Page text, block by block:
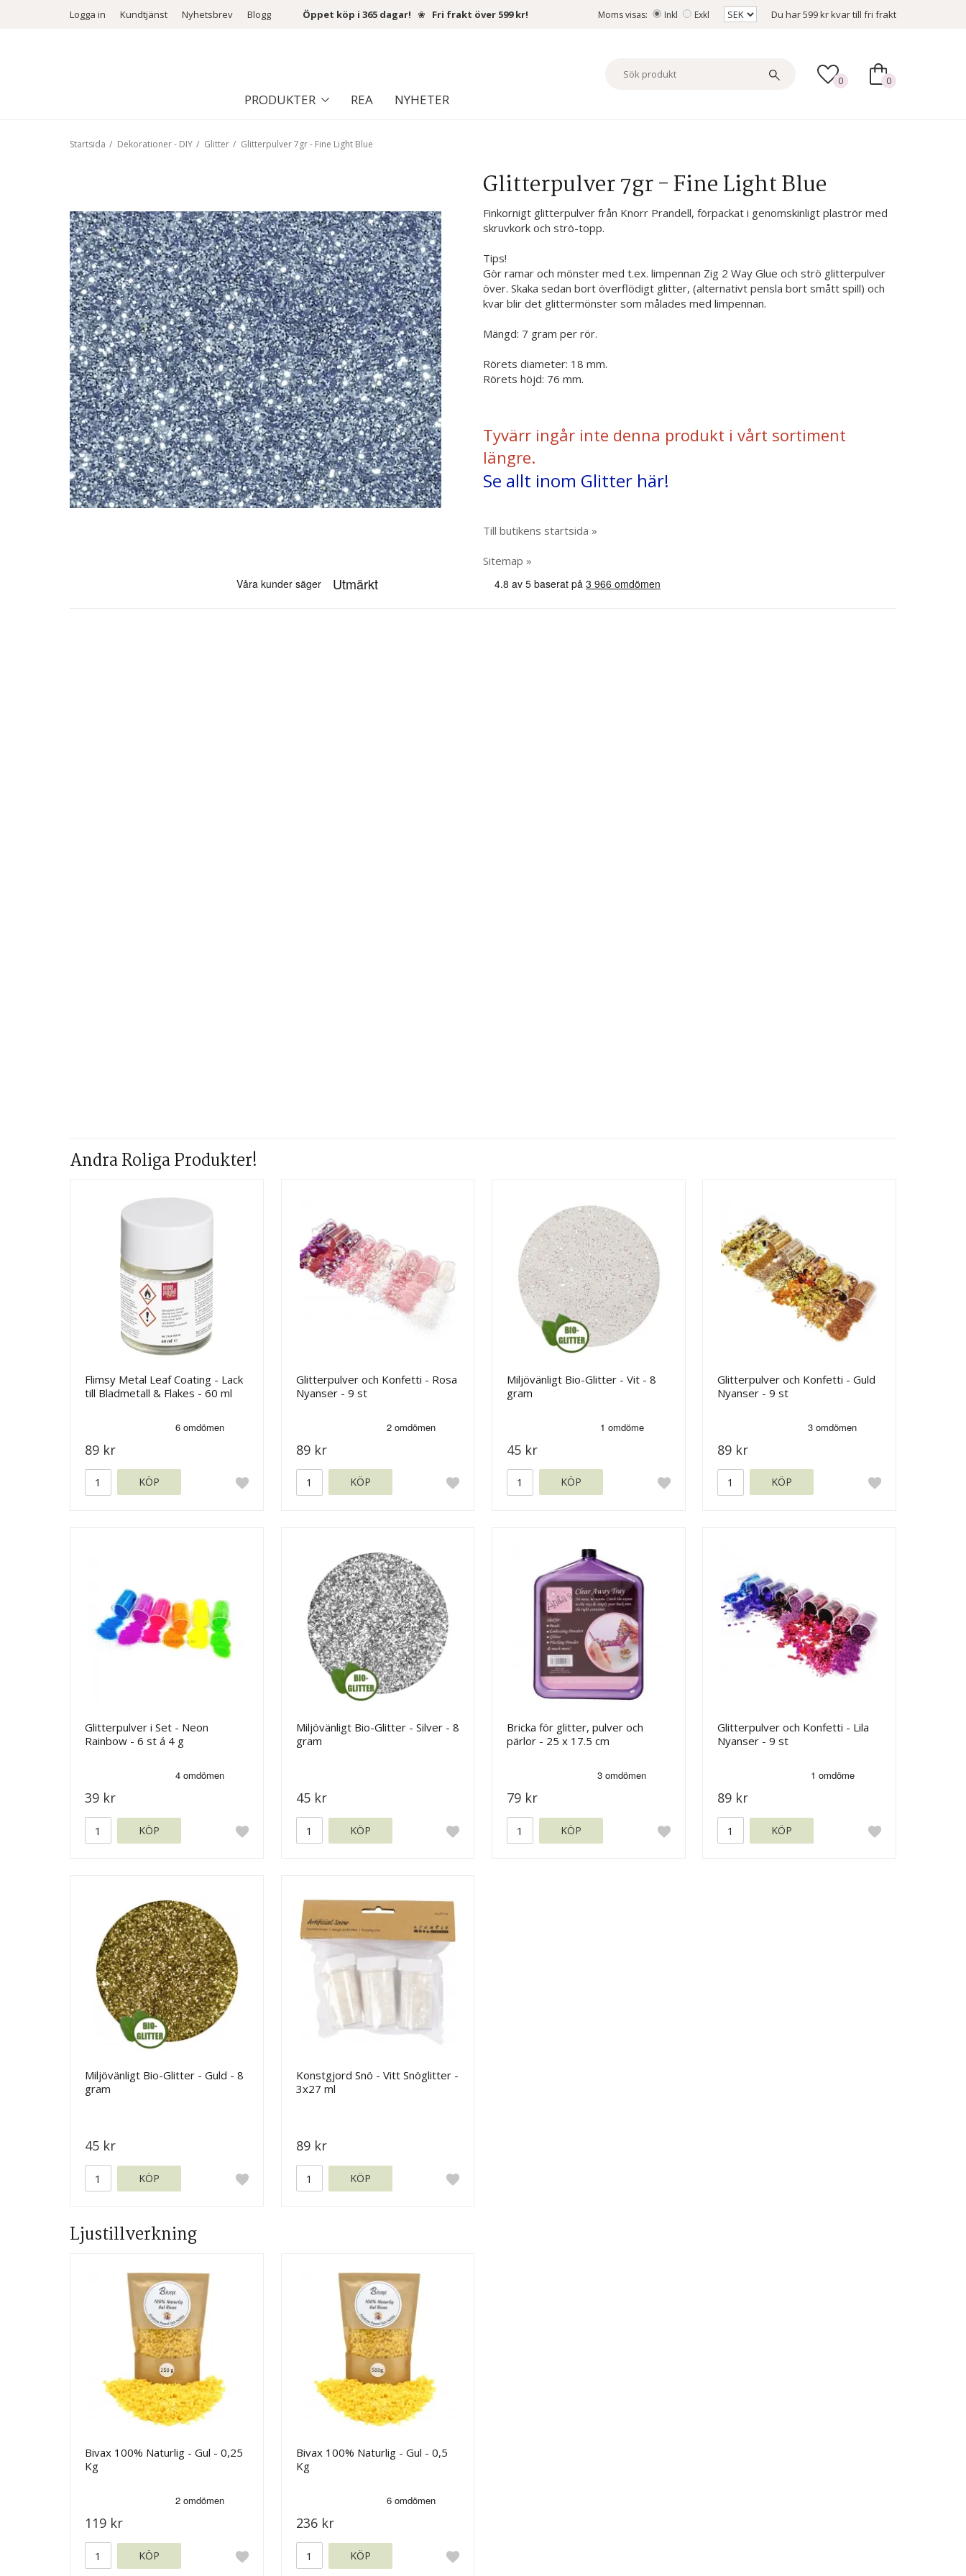
Logga in Kundtjänst Nyhetsbrev Blogg Öppet köp i 365 dagar! ❀ Fri frakt över 599 kr! Moms visas: Inkl Exkl Du har599 krkvar till fri frakt
PRODUKTER REA NYHETER
0 0
Startsida / Dekorationer - DIY / Glitter / Glitterpulver 7gr - Fine Light Blue
Glitterpulver 7gr - Fine Light Blue
Finkornigt glitterpulver från Knorr Prandell, förpackat i genomskinligt plaströr med
skruvkork och strö-topp.
Tips!
Gör ramar och mönster med t.ex. limpennan Zig 2 Way Glue och strö glitterpulver
över. Skaka sedan bort överflödigt glitter, (alternativt pensla bort smått spill) och
kvar blir det glittermönster som målades med limpennan.
Mängd: 7 gram per rör.
Rörets diameter: 18 mm.
Rörets höjd: 76 mm.
Tyvärr ingår inte denna produkt i vårt sortiment
längre.
Se allt inom Glitter här!
Till butikens startsida »
Sitemap »
Andra Roliga Produkter!
Flimsy Metal Leaf Coating - Lack
till Bladmetall & Flakes - 60 ml
89 kr
KÖP
Glitterpulver och Konfetti - Rosa
Nyanser - 9 st
89 kr
KÖP
Miljövänligt Bio-Glitter - Vit - 8
gram
45 kr
KÖP
Glitterpulver och Konfetti - Guld
Nyanser - 9 st
89 kr
KÖP
Glitterpulver i Set - Neon
Rainbow - 6 st á 4 g
39 kr
KÖP
Miljövänligt Bio-Glitter - Silver - 8
gram
45 kr
KÖP
Bricka för glitter, pulver och
pärlor - 25 x 17.5 cm
79 kr
KÖP
Glitterpulver och Konfetti - Lila
Nyanser - 9 st
89 kr
KÖP
Miljövänligt Bio-Glitter - Guld - 8
gram
45 kr
KÖP
Konstgjord Snö - Vitt Snöglitter -
3x27 ml
89 kr
KÖP
Ljustillverkning
Bivax 100% Naturlig - Gul - 0,25
Kg
119 kr
KÖP
Bivax 100% Naturlig - Gul - 0,5
Kg
236 kr
KÖP